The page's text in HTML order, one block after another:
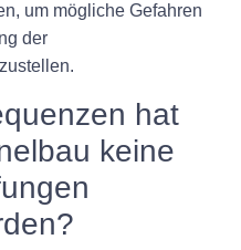
um mögliche Gefahren
der
hat
keine